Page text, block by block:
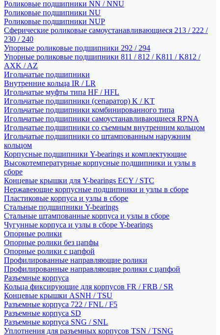
Роликовые подшипники NN / NNU
Роликовые подшипники NU
Роликовые подшипники NUP
Сферические роликовые самоустанавливающиеся 213 / 222 /
230 / 240
Упорные роликовые подшипники 292 / 294
Упорные роликовые подшипники 811 / 812 / K811 / K812 /
AXK / AZ
Игольчатые подшипники
Внутренние кольца IR / LR
Игольчатые муфты типа HF / HFL
Игольчатые подшипники (сепаратор) K / KT
Игольчатые подшипники комбинированного типа
Игольчатые подшипники самоустанавливающиеся RPNA
Игольчатые подшипники со съемным внутренним кольцом
Игольчатые подшипники со штампованным наружним
кольцом
Корпусные подшипники Y-bearings и комплектующие
Высокотемпературные корпусные подшипники и узлы в
сборе
Концевые крышки для Y-bearings ECY / STC
Нержавеющие корпусные подшипники и узлы в сборе
Пластиковые корпуса и узлы в сборе
Стальные подшипники Y-bearings
Стальные штампованные корпуса и узлы в сборе
Чугунные корпуса и узлы в сборе Y-bearings
Опорные ролики
Опорные ролики без цапфы
Опорные ролики с цапфой
Профилированные направляющие ролики
Профилированные направляющие ролики с цапфой
Разъемные корпуса
Кольца фиксирующие для корпусов FR / FRB / SR
Концевые крышки ASNH / TSU
Разъемные корпуса 722 / FNL / F5
Разъемные корпуса SD
Разъемные корпуса SNG / SNL
Уплотнения для разъемных корпусов TSN / TSNG